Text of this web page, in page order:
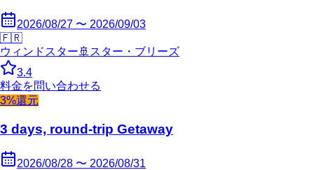
2026/08/27 〜 2026/09/03
🇫🇷
ウィンドスター🚢スター・ブリーズ
3.4
料金を問い合わせる
3%還元
3 days, round-trip Getaway
2026/08/28 〜 2026/08/31